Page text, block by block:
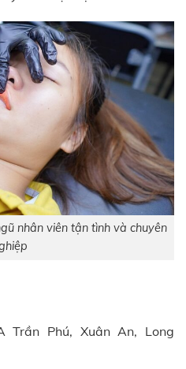
nhân viên tận tình và chuyên
Trần Phú, Xuân An, Long